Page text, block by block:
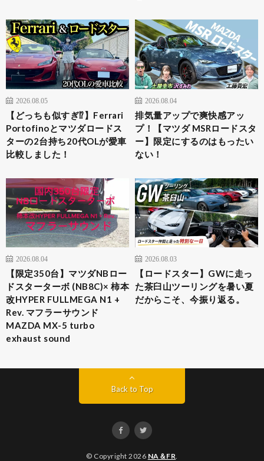
2026.08.05
【どっちも似すぎ⁉︎】Ferrari
Portofinoとマツダロードス
ターの2台持ち20代OLが愛車
比較しました！
2026.08.04
排気量アップで爽快感アッ
プ！【マツダ MSRロードスタ
ー】限定にするのはもったい
ない！
2026.08.04
​【限定350台】マツダNBロー
ドスターターボ (NB8C)× 柿本
改HYPER FULLMEGA N1 +
Rev. マフラーサウンド
MAZDA MX-5 turbo
exhaust sound
2026.08.03
【ロードスター】GWに走っ
た茶臼山ツーリングを暑い夏
だからこそ、今振り返る。
Back to Top
© Copyright 2026 NA＆FR.